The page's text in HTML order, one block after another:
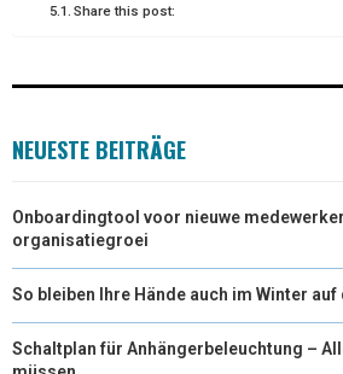
Share this post:
NEUESTE BEITRÄGE
Onboardingtool voor nieuwe
organisatiegroei
So bleiben Ihre Hände auch im Winter
Schaltplan für Anhängerbeleuchtung –